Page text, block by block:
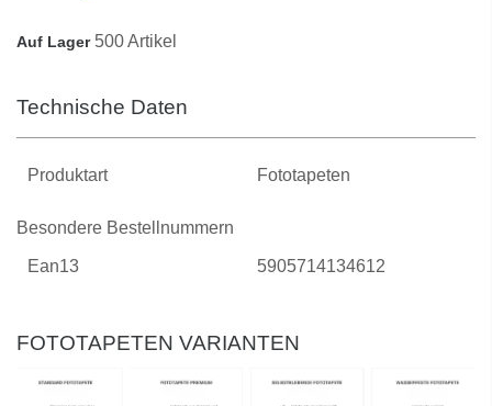
Auf Lager 500 Artikel
Technische Daten
Produktart Fototapeten
Besondere Bestellnummern
Ean13 5905714134612
FOTOTAPETEN VARIANTEN